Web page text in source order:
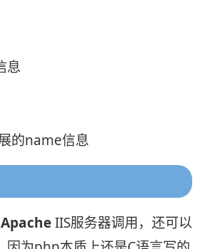
息
的name信息
ApacheIIS服务器调用，还可以